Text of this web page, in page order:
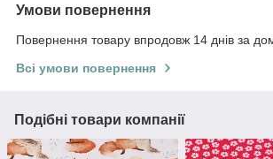
Умови повернення
Повернення товару впродовж 14 днів за
Всі умови повернення
Подібні товари компанії